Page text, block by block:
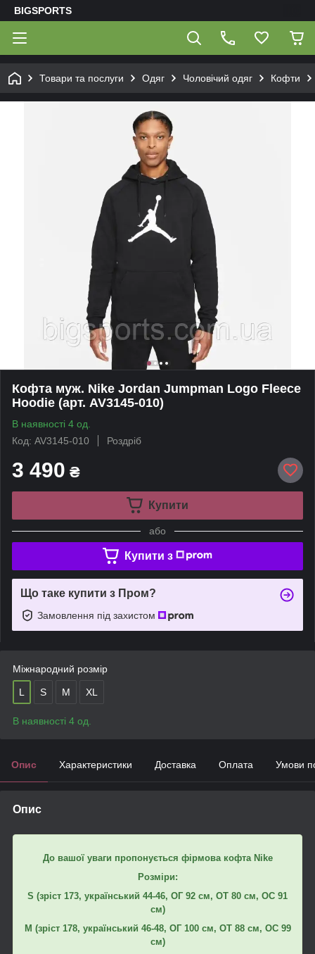
BIGSPORTS
Товари та послуги Одяг Чоловічий одяг Кофти
Кофта муж. Nike Jordan Jumpman Logo Fleece
Hoodie (арт. AV3145-010)
В наявності 4 од.
Код: AV3145-010
Роздріб
3 490 ₴
Купити
або
Купити з
Що таке купити з Пром?
Замовлення під захистом
Міжнародний розмір
L S M XL
В наявності 4 од.
Опис Характеристики Доставка Оплата Умови
Опис
До вашої уваги пропонується фірмова кофта Nike
Розміри:
S (зріст 173, український 44-46, ОГ 92 см, ОТ 80 см, ОС 91
см)
M (зріст 178, український 46-48, ОГ 100 см, ОТ 88 см, ОС 99
см)